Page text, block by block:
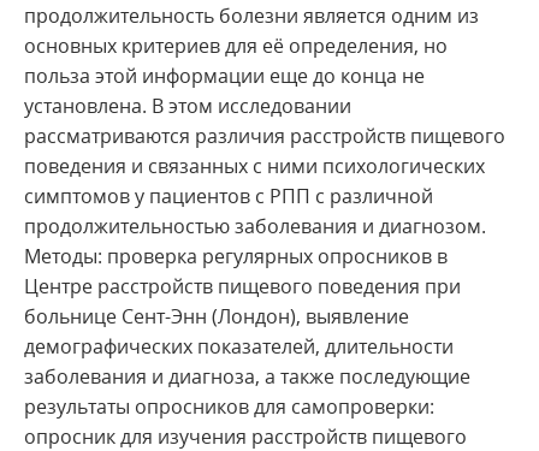
продолжительность болезни является одним из
основных критериев для её определения, но
польза этой информации еще до конца не
установлена. В этом исследовании
рассматриваются различия расстройств пищевого
поведения и связанных с ними психологических
симптомов у пациентов с РПП с различной
продолжительностью заболевания и диагнозом.
Методы: проверка регулярных опросников в
Центре расстройств пищевого поведения при
больнице Сент-Энн (Лондон), выявление
демографических показателей, длительности
заболевания и диагноза, а также последующие
результаты опросников для самопроверки:
опросник для изучения расстройств пищевого